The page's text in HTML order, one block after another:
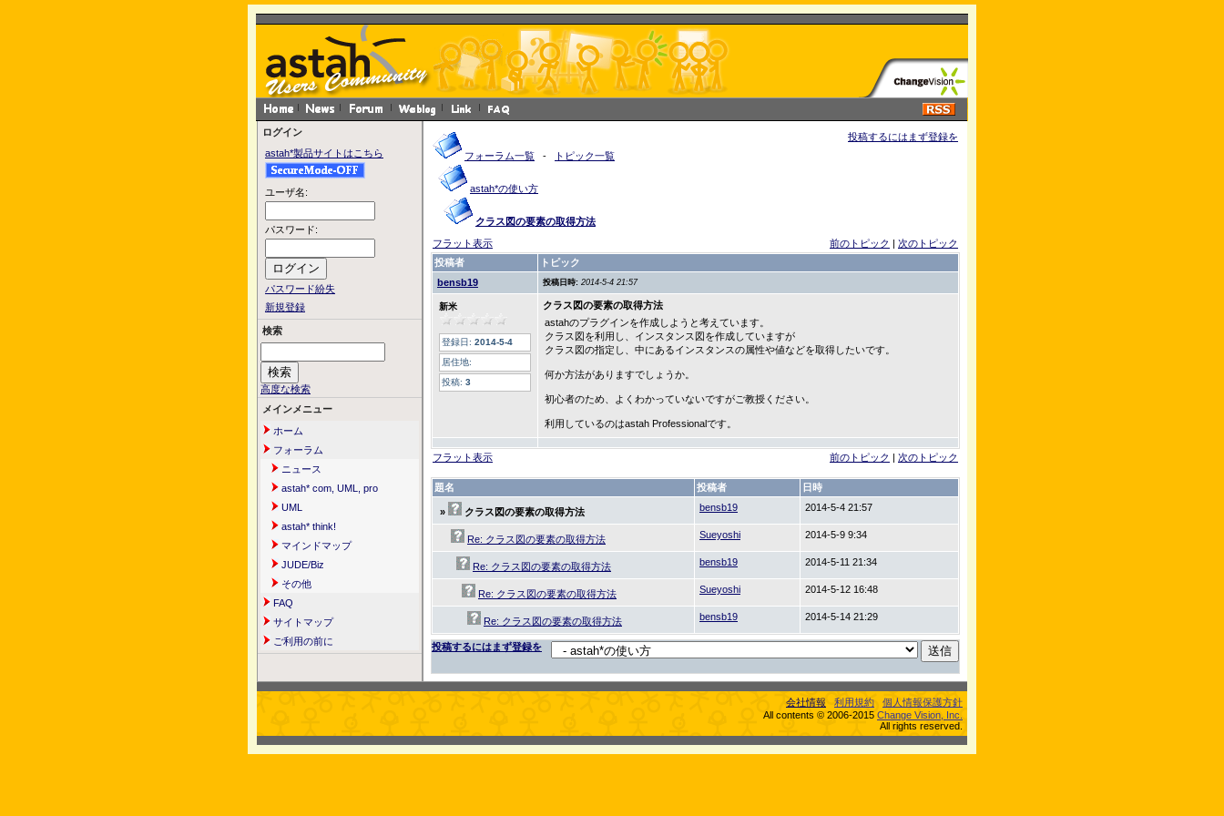
ログイン
astah*製品サイトはこちら
ユーザ名:
パスワード:
パスワード紛失
新規登録
検索
高度な検索
メインメニュー
ホーム
フォーラム
ニュース
astah* com, UML, pro
UML
astah* think!
マインドマップ
JUDE/Biz
その他
FAQ
サイトマップ
ご利用の前に
フォーラム一覧 - トピック一覧
astah*の使い方
クラス図の要素の取得方法
投稿するにはまず登録を
フラット表示 前のトピック | 次のトピック
投稿者
トピック
bensb19
投稿日時: 2014-5-4 21:57
新米
登録日: 2014-5-4
居住地:
投稿: 3
クラス図の要素の取得方法
astahのプラグインを作成しようと考えています。
クラス図を利用し、インスタンス図を作成していますが
クラス図の指定し、中にあるインスタンスの属性や値などを取得したいです。
何か方法がありますでしょうか。
初心者のため、よくわかっていないですがご教授ください。
利用しているのはastah Professionalです。
フラット表示 前のトピック | 次のトピック
題名 投稿者 日時
» クラス図の要素の取得方法 bensb19 2014-5-4 21:57
Re: クラス図の要素の取得方法 Sueyoshi 2014-5-9 9:34
Re: クラス図の要素の取得方法 bensb19 2014-5-11 21:34
Re: クラス図の要素の取得方法 Sueyoshi 2014-5-12 16:48
Re: クラス図の要素の取得方法 bensb19 2014-5-14 21:29
投稿するにはまず登録を
会社情報 利用規約
個人情報保護方針
All contents © 2006-2015 Change Vision, Inc.
All rights reserved.